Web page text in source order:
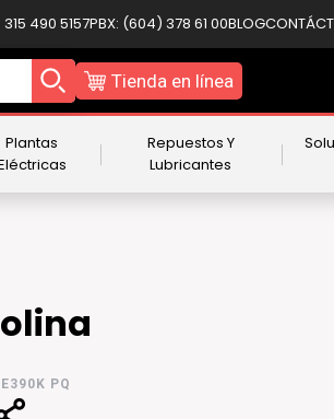
490 5157PBX: (604) 378 61 00BLOG
Tienda en línea
Plantas
Repuestos Y
Lubricantes
PQ